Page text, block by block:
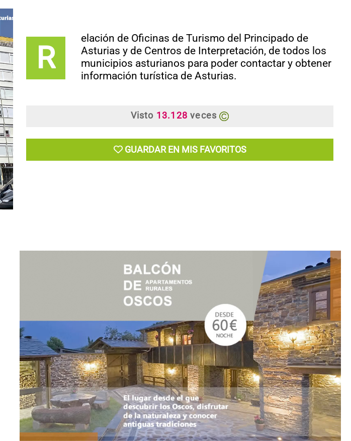
R
elación de Oficinas de Turismo del Principado de
Asturias y de Centros de Interpretación, de todos los
municipios asturianos para poder contactar y obtener
información turística de Asturias.
Visto 13.128 veces
GUARDAR EN MIS FAVORITOS